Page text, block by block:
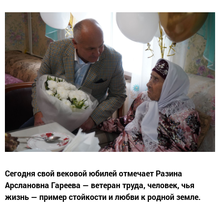
Сегодня свой вековой юбилей отмечает Разина
Арслановна Гареева — ветеран труда, человек, чья
жизнь — пример стойкости и любви к родной земле.